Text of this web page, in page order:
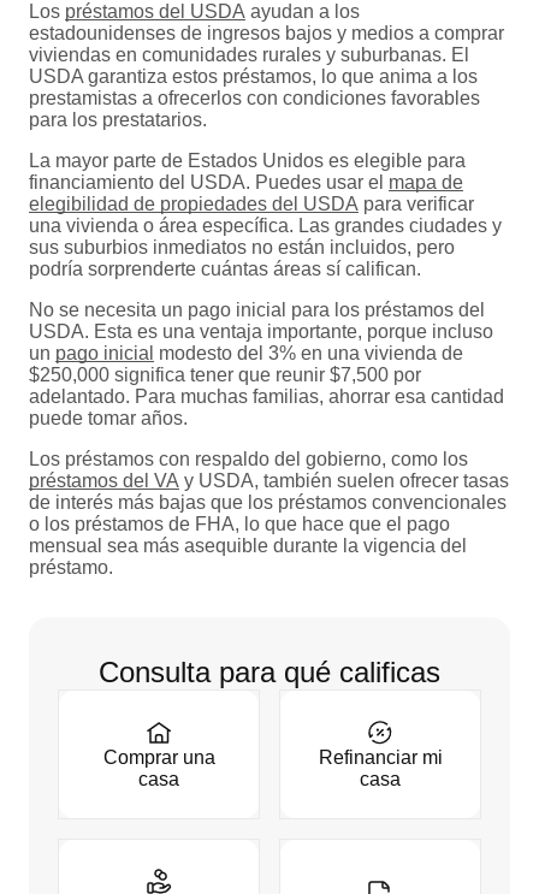
Los préstamos del USDA ayudan a los
estadounidenses de ingresos bajos y medios a comprar
viviendas en comunidades rurales y suburbanas. El
USDA garantiza estos préstamos, lo que anima a los
prestamistas a ofrecerlos con condiciones favorables
para los prestatarios.
La mayor parte de Estados Unidos es elegible para
financiamiento del USDA. Puedes usar el mapa de
elegibilidad de propiedades del USDA para verificar
una vivienda o área específica. Las grandes ciudades y
sus suburbios inmediatos no están incluidos, pero
podría sorprenderte cuántas áreas sí califican.
No se necesita un pago inicial para los préstamos del
USDA. Esta es una ventaja importante, porque incluso
un pago inicial modesto del 3% en una vivienda de
$250,000 significa tener que reunir $7,500 por
adelantado. Para muchas familias, ahorrar esa cantidad
puede tomar años.
Los préstamos con respaldo del gobierno, como los
préstamos del VA y USDA, también suelen ofrecer tasas
de interés más bajas que los préstamos convencionales
o los préstamos de FHA, lo que hace que el pago
mensual sea más asequible durante la vigencia del
préstamo.
Consulta para qué calificas
Comprar una
casa
Refinanciar mi
casa